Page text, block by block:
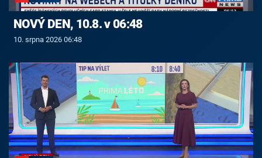
NOVÝ DEN, 10.8. v 06:48
10. srpna 2026 06:48